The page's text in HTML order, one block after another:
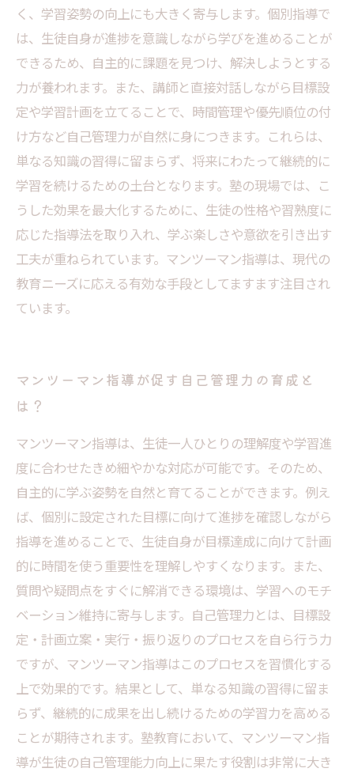
の向上
く、学習姿勢の向上にも大きく寄与します。個別指導で
は、生徒自身が進捗を意識しながら学びを進めることが
できるため、自主的に課題を見つけ、解決しようとする
力が養われます。また、講師と直接対話しながら目標設
定や学習計画を立てることで、時間管理や優先順位の付
け方など自己管理力が自然に身につきます。これらは、
単なる知識の習得に留まらず、将来にわたって継続的に
学習を続けるための土台となります。塾の現場では、こ
うした効果を最大化するために、生徒の性格や習熟度に
応じた指導法を取り入れ、学ぶ楽しさや意欲を引き出す
工夫が重ねられています。マンツーマン指導は、現代の
教育ニーズに応える有効な手段としてますます注目され
ています。
マンツーマン指導が促す自己管理力の育成と
は？
マンツーマン指導は、生徒一人ひとりの理解度や学習進
度に合わせたきめ細やかな対応が可能です。そのため、
自主的に学ぶ姿勢を自然と育てることができます。例え
ば、個別に設定された目標に向けて進捗を確認しながら
指導を進めることで、生徒自身が目標達成に向けて計画
的に時間を使う重要性を理解しやすくなります。また、
質問や疑問点をすぐに解消できる環境は、学習へのモチ
ベーション維持に寄与します。自己管理力とは、目標設
定・計画立案・実行・振り返りのプロセスを自ら行う力
ですが、マンツーマン指導はこのプロセスを習慣化する
上で効果的です。結果として、単なる知識の習得に留ま
らず、継続的に成果を出し続けるための学習力を高める
ことが期待されます。塾教育において、マンツーマン指
導が生徒の自己管理能力向上に果たす役割は非常に大き